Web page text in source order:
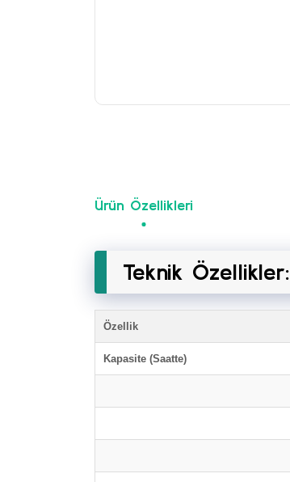
Ürün Özellikleri
Teknik Özellikler:
Özellik
Kapasite (Saatte)